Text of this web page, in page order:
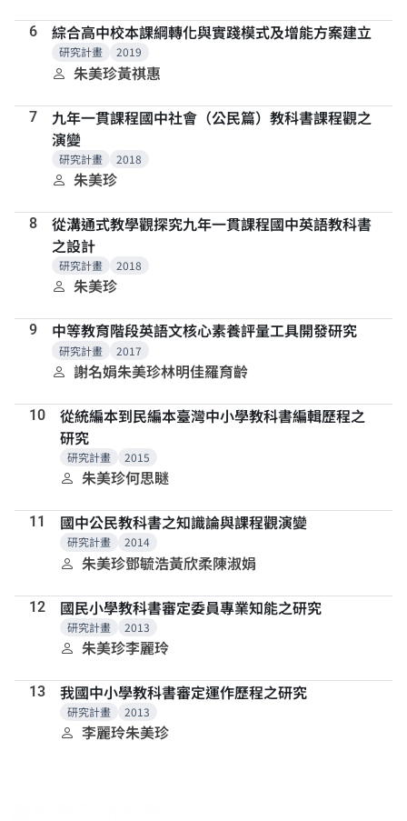
6 綜合高中校本課綱轉化與實踐模式及增能方案建立
研究計畫 2019
朱美珍黃祺惠
7
九年一貫課程國中社會（公民篇）教科書課程觀之
演變
研究計畫 2018
朱美珍
8
從溝通式教學觀探究九年一貫課程國中英語教科書
之設計
研究計畫 2018
朱美珍
9 中等教育階段英語文核心素養評量工具開發研究
研究計畫 2017
謝名娟朱美珍林明佳羅育齡
10
從統編本到民編本臺灣中小學教科書編輯歷程之
研究
研究計畫 2015
朱美珍何思瞇
11 國中公民教科書之知識論與課程觀演變
研究計畫 2014
朱美珍鄧毓浩黃欣柔陳淑娟
12 國民小學教科書審定委員專業知能之研究
研究計畫 2013
朱美珍李麗玲
13 我國中小學教科書審定運作歷程之研究
研究計畫 2013
李麗玲朱美珍